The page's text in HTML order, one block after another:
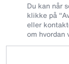
Du kan når
klikke på
eller
om hvordan